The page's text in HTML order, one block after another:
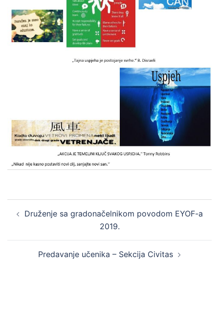
navigation
Druženje sa gradonačelnikom povodom EYOF-a
2019.
Predavanje učenika – Sekcija Civitas